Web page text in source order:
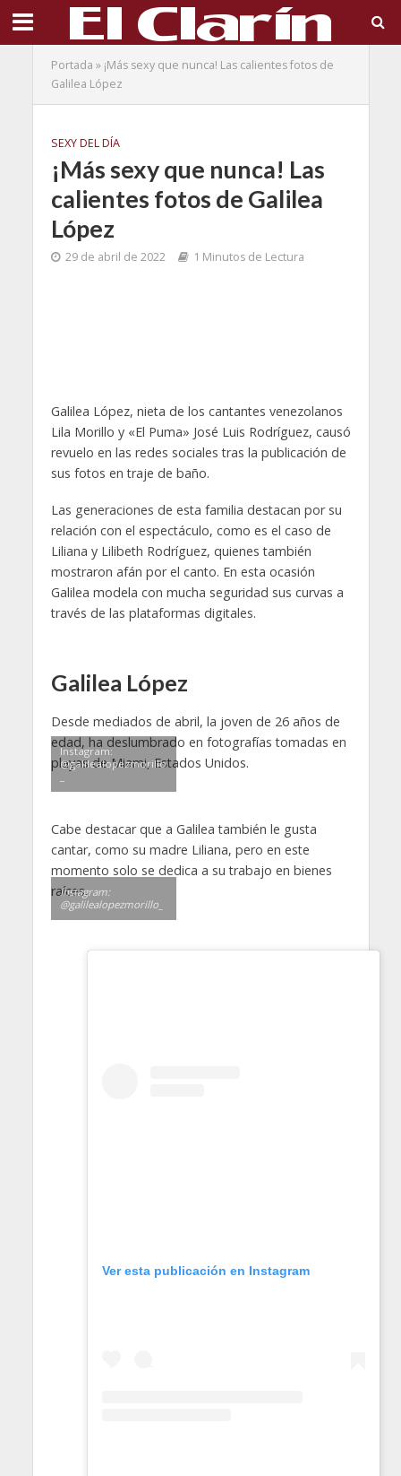
Portada » ¡Más sexy que nunca! Las calientes fotos de
Galilea López
SEXY DEL DÍA
¡Más sexy que nunca! Las
calientes fotos de Galilea
López
29 de abril de 2022 1 Minutos de Lectura
Galilea López, nieta de los cantantes venezolanos
Lila Morillo y «El Puma» José Luis Rodríguez, causó
revuelo en las redes sociales tras la publicación de
sus fotos en traje de baño.
Las generaciones de esta familia destacan por su
relación con el espectáculo, como es el caso de
Liliana y Lilibeth Rodríguez, quienes también
mostraron afán por el canto. En esta ocasión
Galilea modela con mucha seguridad sus curvas a
través de las plataformas digitales.
Galilea López
Desde mediados de abril, la joven de 26 años de
edad, ha deslumbrado en fotografías tomadas en
playas de Miami, Estados Unidos.
Instagram:
@galilealopezmorillo
Cabe destacar que a Galilea también le gusta
cantar, como su madre Liliana, pero en este
momento solo se dedica a su trabajo en bienes
raíces.
Instagram:
@galilealopezmorillo_
Ver esta publicación en Instagram